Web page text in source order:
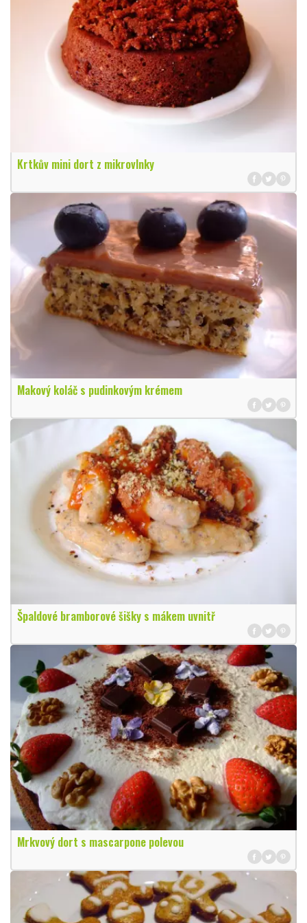
Krtkův mini dort z mikrovlnky
Makový koláč s pudinkovým krémem
Špaldové bramborové šišky s mákem uvnitř
Mrkvový dort s mascarpone polevou